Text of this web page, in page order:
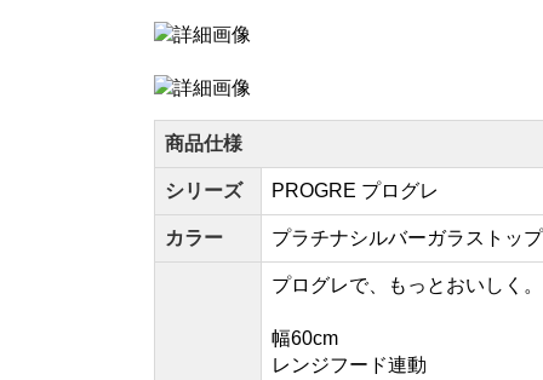
商品仕様
シリーズ PROGRE プログレ
カラー プラチナシルバーガラストップ
プログレで、もっとおいしく
幅60cm
レンジフード連動